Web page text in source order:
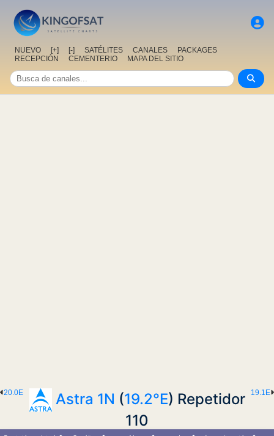
NUEVO [+] [-] SATÉLITES CANALES
PACKAGES
RECEPCIÓN
CEMENTERIO MAPA DEL SITIO
19.1E
20.0E Astra 1N (19.2°E) Repetidor
110